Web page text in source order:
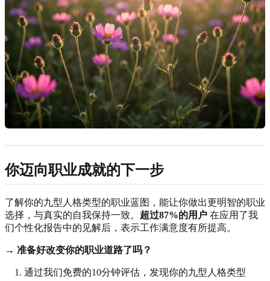
你迈向职业成就的下一步
了解你的九型人格类型的职业蓝图，能让你做出更明智的职业
选择，与真实的自我保持一致。 超过87%的用户 在应用了我
们个性化报告中的见解后，表示工作满意度有所提高。
→ 准备好改变你的职业道路了吗？
通过我们免费的10分钟评估， 发现你的九型人格类型